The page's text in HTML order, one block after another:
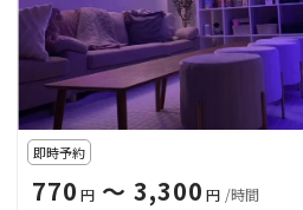
即時予約
770 円 〜 3,300 円 /時間